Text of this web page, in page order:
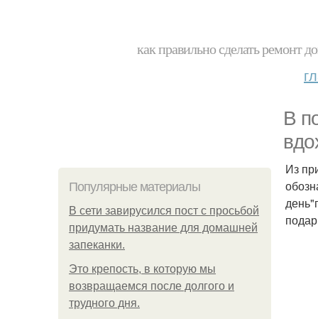
как правильно сделать ремонт
В
Популярные материалы
В сети завирусился пост с просьбой
придумать название для домашней
запеканки.
Это крепость, в которую мы
возвращаемся после долгого и
трудного дня.
Из